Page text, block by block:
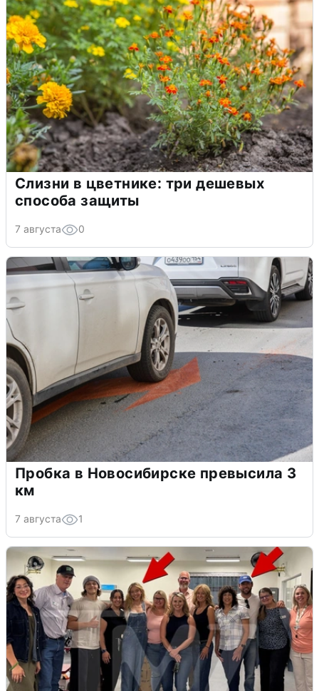
Слизни в цветнике: три дешевых
способа защиты
7 августа 0
Пробка в Новосибирске превысила 3
км
7 августа 1